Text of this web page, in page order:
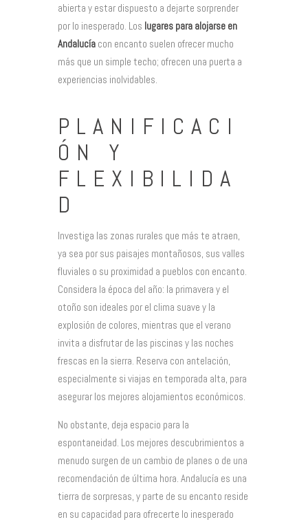
abierta y estar dispuesto a dejarte sorprender
por lo inesperado. Los lugares para alojarse en
Andalucía con encanto suelen ofrecer mucho
más que un simple techo; ofrecen una puerta a
experiencias inolvidables.
PLANIFICACI
ÓN Y
FLEXIBILIDA
D
Investiga las zonas rurales que más te atraen,
ya sea por sus paisajes montañosos, sus valles
fluviales o su proximidad a pueblos con encanto.
Considera la época del año: la primavera y el
otoño son ideales por el clima suave y la
explosión de colores, mientras que el verano
invita a disfrutar de las piscinas y las noches
frescas en la sierra. Reserva con antelación,
especialmente si viajas en temporada alta, para
asegurar los mejores alojamientos económicos.
No obstante, deja espacio para la
espontaneidad. Los mejores descubrimientos a
menudo surgen de un cambio de planes o de una
recomendación de última hora. Andalucía es una
tierra de sorpresas, y parte de su encanto reside
en su capacidad para ofrecerte lo inesperado